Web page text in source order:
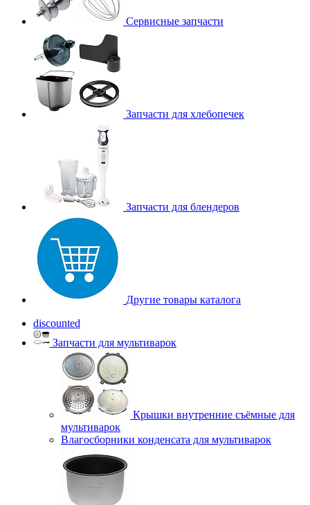
Сервисные запчасти
Запчасти для хлебопечек
Запчасти для блендеров
Другие товары каталога
discounted
Запчасти для мультиварок
Крышки внутренние съёмные для
мультиварок
Влагосборники конденсата для мультиварок